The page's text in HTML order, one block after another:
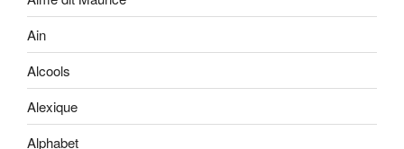
Ain
Alcools
Alexique
Alphabet